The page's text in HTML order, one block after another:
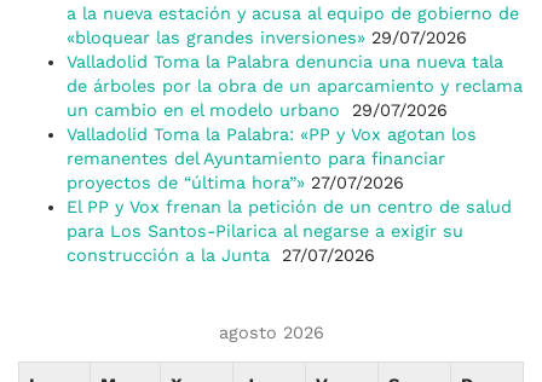
a la nueva estación y acusa al equipo de gobierno de
«bloquear las grandes inversiones» 29/07/2026
Valladolid Toma la Palabra denuncia una nueva tala
de árboles por la obra de un aparcamiento y reclama
un cambio en el modelo urbano
29/07/2026
Valladolid Toma la Palabra: «PP y Vox agotan los
remanentes del Ayuntamiento para financiar
proyectos de “última hora”» 27/07/2026
El PP y Vox frenan la petición de un centro de salud
para Los Santos-Pilarica al negarse a exigir su
construcción a la Junta
27/07/2026
agosto 2026